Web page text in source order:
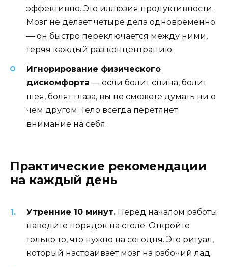
эффективно. Это иллюзия продуктивности.
Мозг не делает четыре дела одновременно
— он быстро переключается между ними,
теряя каждый раз концентрацию.
Игнорирование физического
дискомфорта — если болит спина, болит
шея, болят глаза, вы не сможете думать ни о
чём другом. Тело всегда перетянет
внимание на себя.
Практические рекомендации
на каждый день
Утренние 10 минут. Перед началом работы
наведите порядок на столе. Откройте
только то, что нужно на сегодня. Это ритуал,
который настраивает мозг на рабочий лад.